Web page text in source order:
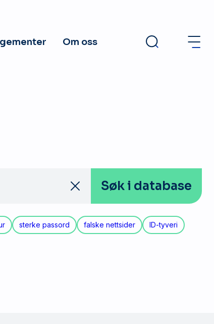
Om oss
Søk i database
sterke passord falske nettsider ID-tyveri